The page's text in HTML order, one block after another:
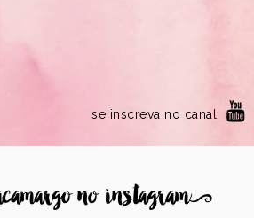
se inscreva no canal
no instagram9